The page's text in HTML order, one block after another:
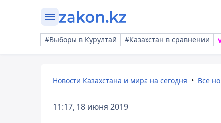
#Выборы в Курултай #Казахстан в сравнении
Новости Казахстана и мира на сегодня Все
11:17, 18 июня 2019